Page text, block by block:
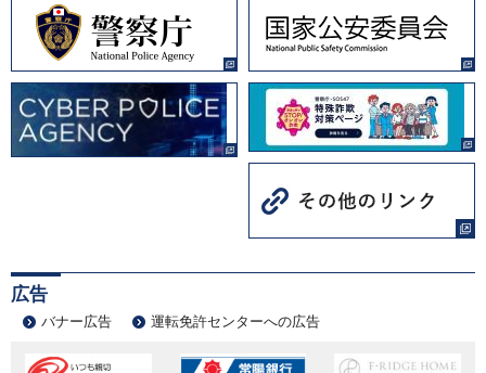
広告
バナー広告 運転免許センターへの広告